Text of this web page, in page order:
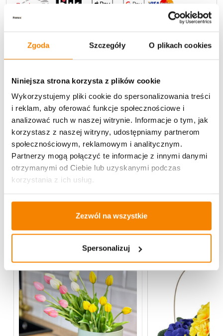
Zgoda Szczegóły O plikach cookies
Niniejsza strona korzysta z plików cookie
Wykorzystujemy pliki cookie do spersonalizowania treści
i reklam, aby oferować funkcje społecznościowe i
analizować ruch w naszej witrynie. Informacje o tym, jak
korzystasz z naszej witryny, udostępniamy partnerom
społecznościowym, reklamowym i analitycznym.
Partnerzy mogą połączyć te informacje z innymi danymi
otrzymanymi od Ciebie lub uzyskanymi podczas
korzystania z ich usług.
Zezwól na wszystkie
Spersonalizuj
hurtowniiPrzejdź do hurtowni B2B
Opis produktu
Specyfikacja
Opinie klientów
Więcej z kategorii Kwiaty sztuczne